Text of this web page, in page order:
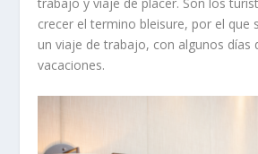
crecer el termino bleisure, por el que
un viaje de trabajo, con algunos días
vacaciones.